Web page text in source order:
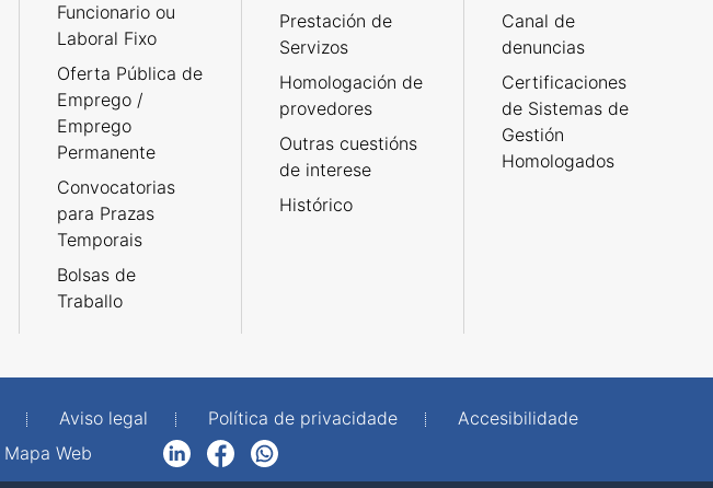
Funcionario ou
Laboral Fixo
Oferta Pública de
Emprego /
Emprego
Permanente
Convocatorias
para Prazas
Temporais
Bolsas de
Traballo
Prestación de
Servizos
Homologación de
provedores
Outras cuestións
de interese
Histórico
Canal de
denuncias
Certificaciones
de Sistemas de
Gestión
Homologados
Aviso legal Política de privacidade
Accesibilidade
Mapa Web
LinkedInFacebookWhatsApp